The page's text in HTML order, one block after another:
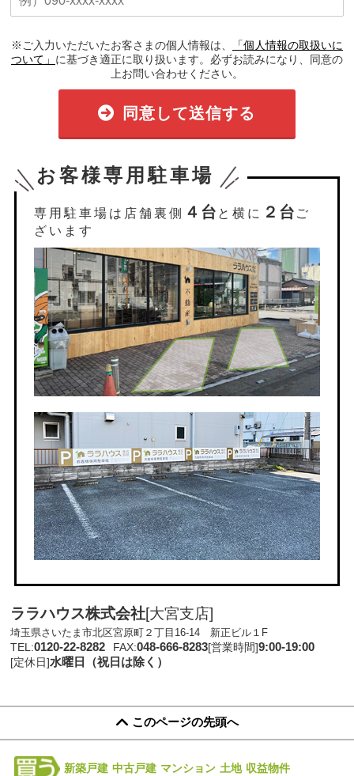
※ご入力いただいたお客さまの個人情報は、
「個人情報の取扱いに
ついて」 に基づき適正に取り扱います。必ずお読みになり、同意の
上お問い合わせください。
同意して送信する
お客様専用駐車場
専用駐車場は店舗裏側 ４台 と横に ２台 ご
ざいます
ララハウス株式会社[大宮支店]
埼玉県さいたま市北区宮原町２丁目16-14 新正ビル１F
TEL:0120-22-8282 FAX:048-666-8283[営業時間]9:00-19:00
[定休日]水曜日（祝日は除く）
このページの先頭へ
新築戸建 中古戸建 マンション 土地 収益物件